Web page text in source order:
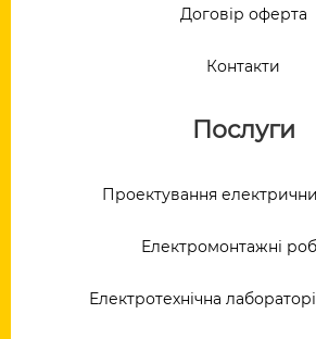
Договір оферта
Контакти
Послуги
Проектування
Електромонтажні
Електротехнічна